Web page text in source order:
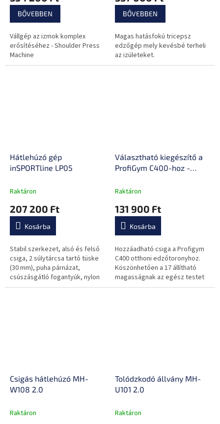
BŐVEBBEN
Vállgép az izmok komplex
erősítéséhez - Shoulder Press
Machine
BŐVEBBEN
Magas hatásfokú tricepsz
edzőgép mely kevésbé terheli
az izületeket.
Hátlehúzó gép
inSPORTline LP05
Raktáron
207 200 Ft
Kosárba
Stabil szerkezet, alsó és felső
csiga, 2 súlytárcsa tartó tüske
(30 mm), puha párnázat,
csúszásgátló fogantyúk, nylon
csigák, acél kábelek
Választható kiegészítő a
ProfiGym C400-hoz -
Raktáron
131 900 Ft
Kosárba
Hozzáadható csiga a Profigym
C400 otthoni edzőtoronyhoz.
Köszönhetően a 17 állítható
magasságnak az egész testet
erősítheted vele.
Csigás hátlehúzó MH-
W108 2.0
Raktáron
Tolódzkodó állvány MH-
U101 2.0
Raktáron